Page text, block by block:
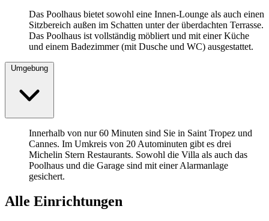
Das Poolhaus bietet sowohl eine Innen-Lounge als auch einen
Sitzbereich außen im Schatten unter der überdachten Terrasse.
Das Poolhaus ist vollständig möbliert und mit einer Küche
und einem Badezimmer (mit Dusche und WC) ausgestattet.
Innerhalb von nur 60 Minuten sind Sie in Saint Tropez und
Cannes. Im Umkreis von 20 Autominuten gibt es drei
Michelin Stern Restaurants. Sowohl die Villa als auch das
Poolhaus und die Garage sind mit einer Alarmanlage
gesichert.
Alle Einrichtungen